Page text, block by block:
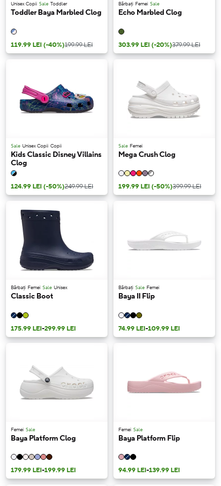
Unisex Copii Sale Toddler
Toddler Baya Marbled Clog
119.99 LEI (-40%)199.99 LEI
Bărbați Femei Sale
Echo Marbled Clog
303.99 LEI (-20%)379.99 LEI
Sale Unisex Copii Copii
Kids Classic Disney Villains
Clog
124.99 LEI (-50%)249.99 LEI
Sale Femei
Mega Crush Clog
199.99 LEI (-50%)399.99 LEI
Bărbați Femei Sale Unisex
Classic Boot
175.99 LEI-299.99 LEI
Bărbați Sale Femei
Baya II Flip
74.99 LEI-109.99 LEI
Femei Sale
Baya Platform Clog
179.99 LEI-199.99 LEI
Femei Sale
Baya Platform Flip
94.99 LEI-139.99 LEI